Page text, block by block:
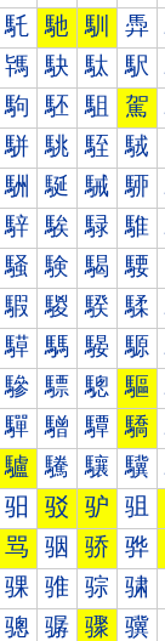
馲 馳 馴 馵
駂 駃 駄 駅
駒 駓 駔 駕
駢 駣 駤 駥
駲 駳 駴 駵
騂 騃 騄 騅
騒 験 騔 騕
騢 騣 騤 騥
騲 騳 騴 騵
驂 驃 驄 驅
驒 驓 驔 驕
驢 驣 驤 驥
驲 驳 驴 驵
骂 骃 骄 骅
骒 骓 骔 骕
骢 骣 骤 骥